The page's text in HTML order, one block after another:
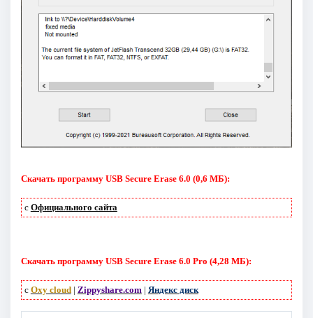
Скачать программу USB Secure Erase 6.0 (0,6 МБ):
с Официального сайта
Скачать программу USB Secure Erase 6.0 Pro (4,28 МБ):
с Oxy cloud| Zippyshare.com| Яндекс диск